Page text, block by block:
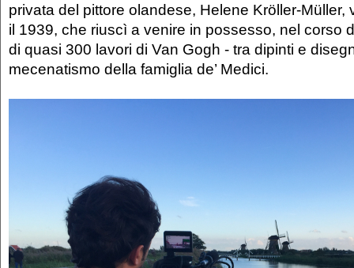
privata del pittore olandese, Helene Kröller-Müller,
il 1939, che riuscì a venire in possesso, nel corso
di quasi 300 lavori di Van Gogh - tra dipinti e
mecenatismo della famiglia de’ Medici.